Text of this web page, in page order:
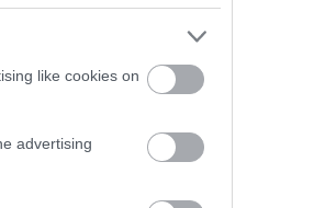
like cookies on
advertising